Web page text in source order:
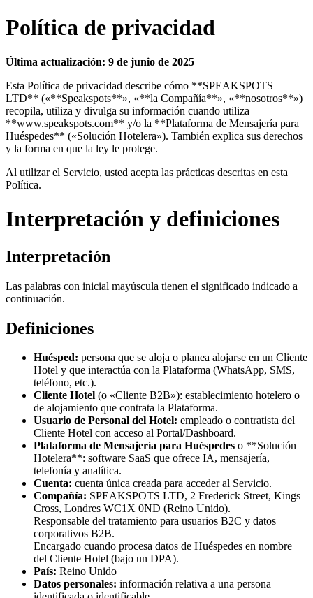
Política de privacidad
Última actualización: 9 de junio de 2025
Esta Política de privacidad describe cómo **SPEAKSPOTS
LTD** («**Speakspots**», «**la Compañía**», «**nosotros**»)
recopila, utiliza y divulga su información cuando utiliza
**www.speakspots.com** y/o la **Plataforma de Mensajería para
Huéspedes** («Solución Hotelera»). También explica sus derechos
y la forma en que la ley le protege.
Al utilizar el Servicio, usted acepta las prácticas descritas en esta
Política.
Interpretación y definiciones
Interpretación
Las palabras con inicial mayúscula tienen el significado indicado a
continuación.
Definiciones
Huésped: persona que se aloja o planea alojarse en un Cliente
Hotel y que interactúa con la Plataforma (WhatsApp, SMS,
teléfono, etc.).
Cliente Hotel (o «Cliente B2B»): establecimiento hotelero o
de alojamiento que contrata la Plataforma.
Usuario de Personal del Hotel: empleado o contratista del
Cliente Hotel con acceso al Portal/Dashboard.
Plataforma de Mensajería para Huéspedes o **Solución
Hotelera**: software SaaS que ofrece IA, mensajería,
telefonía y analítica.
Cuenta: cuenta única creada para acceder al Servicio.
Compañía: SPEAKSPOTS LTD, 2 Frederick Street, Kings
Cross, Londres WC1X 0ND (Reino Unido).
Responsable del tratamiento para usuarios B2C y datos
corporativos B2B.
Encargado cuando procesa datos de Huéspedes en nombre
del Cliente Hotel (bajo un DPA).
País: Reino Unido
Datos personales: información relativa a una persona